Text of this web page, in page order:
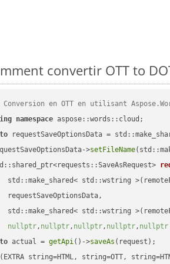
convertir OTT to
en OTT en utilisant
namespace
requestSaveOptionsData =
>setFileName
std::make_shared< std::wstring
requestSaveOptionsData,
std::make_shared< std::wstring
nullptr, nullptr, nullptr, nullptr, nullptr
actual = getApi()->saveAs (request);